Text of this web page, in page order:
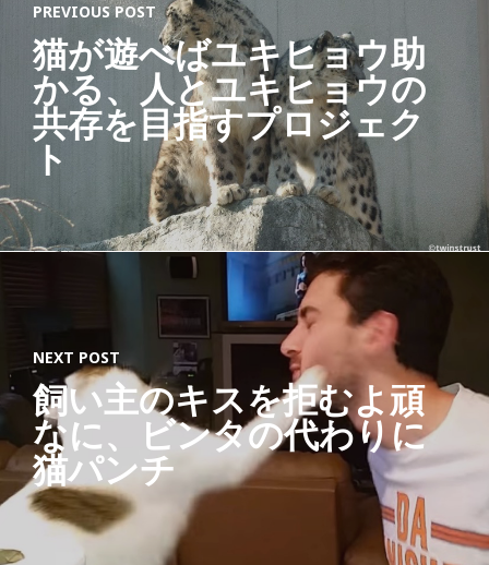
猫
ジ
ャ
ー
ナ
リ
ス
ト
す
べ
て
、
を
愛
す
る
す
べ
て
PREVIOUS POST
猫が遊べばユキヒョウ助
かる、人とユキヒョウの
共存を目指すプロジェク
ト
NEXT POST
飼い主のキスを拒むよ頑
なに、ビンタの代わりに
猫パンチ